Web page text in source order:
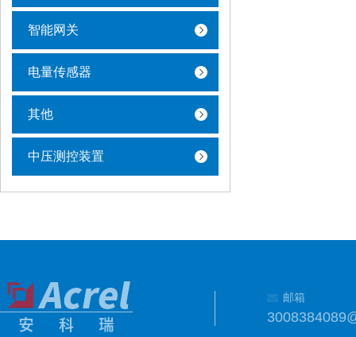
智能网关
电量传感器
其他
中压测控装置
邮箱